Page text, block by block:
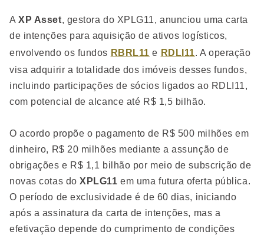
AXP Asset, gestora do XPLG11, anunciou uma carta
de intenções para aquisição de ativos logísticos,
envolvendo os fundos RBRL11 e RDLI11. A operação
visa adquirir a totalidade dos imóveis desses fundos,
incluindo participações de sócios ligados ao RDLI11,
com potencial de alcance até R$ 1,5 bilhão.
O acordo propõe o pagamento de R$ 500 milhões em
dinheiro, R$ 20 milhões mediante a assunção de
obrigações e R$ 1,1 bilhão por meio de subscrição de
novas cotas doXPLG11 em uma futura oferta pública.
O período de exclusividade é de 60 dias, iniciando
após a assinatura da carta de intenções, mas a
efetivação depende do cumprimento de condições